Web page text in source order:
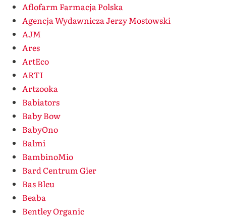
Aflofarm Farmacja Polska
Agencja Wydawnicza Jerzy Mostowski
AJM
Ares
ArtEco
ARTI
Artzooka
Babiators
Baby Bow
BabyOno
Balmi
BambinoMio
Bard Centrum Gier
Bas Bleu
Beaba
Bentley Organic